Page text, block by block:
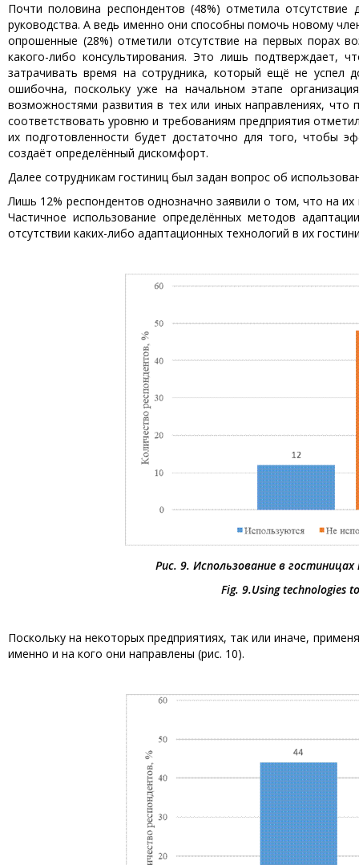
Почти половина респондентов (48%) отметила
руководства. А ведь именно они способны помочь новому
опрошенные (28%) отметили отсутствие на первых порах
какого-либо консультирования. Это лишь подтверждает,
затрачивать время на сотрудника, который ещё не успел
ошибочна, поскольку уже на начальном этапе
возможностями развития в тех или иных направлениях,
соответствовать уровню и требованиям предприятия
их подготовленности будет достаточно для того, чтобы
создаёт определённый дискомфорт.
Далее сотрудникам гостиниц был задан вопрос об
Лишь 12% респондентов однозначно заявили о том, что на
Частичное использование определённых методов
отсутствии каких-либо адаптационных технологий в их
Рис. 9. Использование в
Fig. 9.Using technologies
Поскольку на некоторых предприятиях, так или иначе,
именно и на кого они направлены (рис. 10).